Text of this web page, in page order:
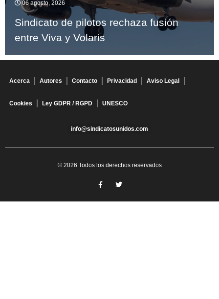
06 agosto, 2026
Sindicato de pilotos rechaza fusión
entre Viva y Volaris
Acerca Autores Contacto Privacidad Aviso Legal
Cookies Ley GDPR / RGPD UNESCO
info@sindicatosunidos.com
© 2026 Todos los derechos reservados